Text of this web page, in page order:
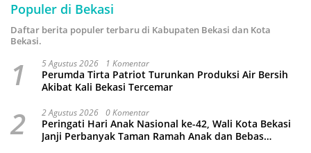
Populer di Bekasi
Daftar berita populer terbaru di Kabupaten Bekasi dan Kota
Bekasi.
1 5 Agustus 2026 1 Komentar
Perumda Tirta Patriot Turunkan Produksi Air Bersih
Akibat Kali Bekasi Tercemar
2 2 Agustus 2026 0 Komentar
Peringati Hari Anak Nasional ke-42, Wali Kota Bekasi
Janji Perbanyak Taman Ramah Anak dan Bebas